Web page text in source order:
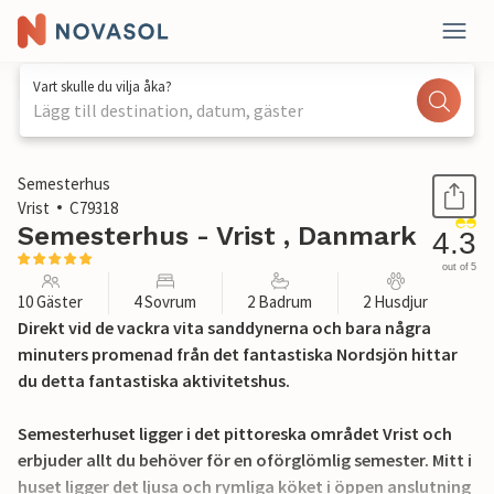
Vart skulle du vilja åka?
Lägg till destination, datum, gäster
1 / 35
Semesterhus
Vrist
C79318
Semesterhus - Vrist , Danmark 4.3
out of 5
10 Gäster 4 Sovrum 2 Badrum 2 Husdjur
Direkt vid de vackra vita sanddynerna och bara några
minuters promenad från det fantastiska Nordsjön hittar
du detta fantastiska aktivitetshus.
Semesterhuset ligger i det pittoreska området Vrist och
erbjuder allt du behöver för en oförglömlig semester. Mitt i
huset ligger det ljusa och rymliga köket i öppen anslutning